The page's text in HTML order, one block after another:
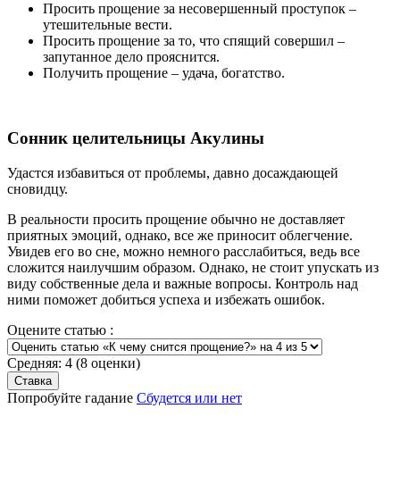
Просить прощение за несовершенный проступок –
утешительные вести.
Просить прощение за то, что спящий совершил –
запутанное дело прояснится.
Получить прощение – удача, богатство.
Сонник целительницы Акулины
Удастся избавиться от проблемы, давно досаждающей
сновидцу.
В реальности просить прощение обычно не доставляет
приятных эмоций, однако, все же приносит облегчение.
Увидев его во сне, можно немного расслабиться, ведь все
сложится наилучшим образом. Однако, не стоит упускать из
виду собственные дела и важные вопросы. Контроль над
ними поможет добиться успеха и избежать ошибок.
Оцените статью :
Средняя: 4 (8 оценки)
Попробуйте гадание Сбудется или нет